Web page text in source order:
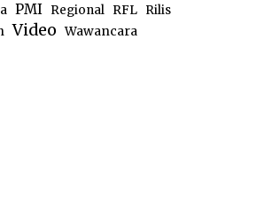
PMI Regional RFL
Rilis
Video Wawancara